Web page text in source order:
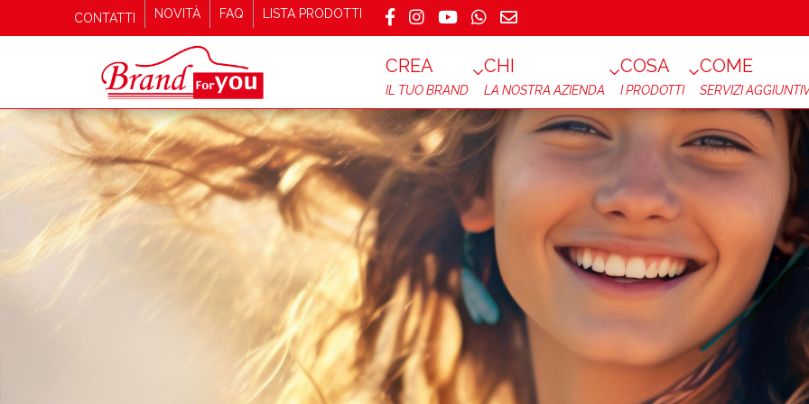
CONTATTI NOVITÀ FAQ LISTA PRODOTTI
CREA
IL TUO BRAND
CHI
LA NOSTRA AZIENDA
COSA
I PRODOTTI
COME
SERVIZI